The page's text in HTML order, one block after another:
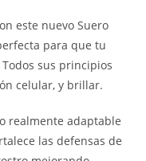
este nuevo Suero
para que tu
sus principios
celular, y brillar.
realmente adaptable
las defensas de